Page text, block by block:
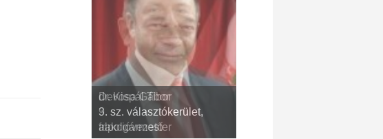
dr. Kispál Tibor
3. sz. választókerület,
alpolgármester
Devosa Gábor
9. sz. választókerület,
frakcióvezető